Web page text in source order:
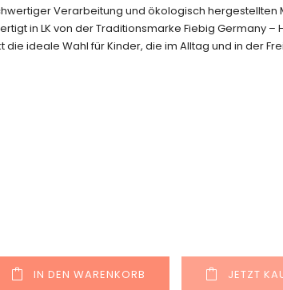
Verarbeitung und ökologisch hergestellten
in LK von der Traditionsmarke Fiebig Germany –
die ideale Wahl für Kinder, die im Alltag und in der
IN DEN WARENKORB JETZT